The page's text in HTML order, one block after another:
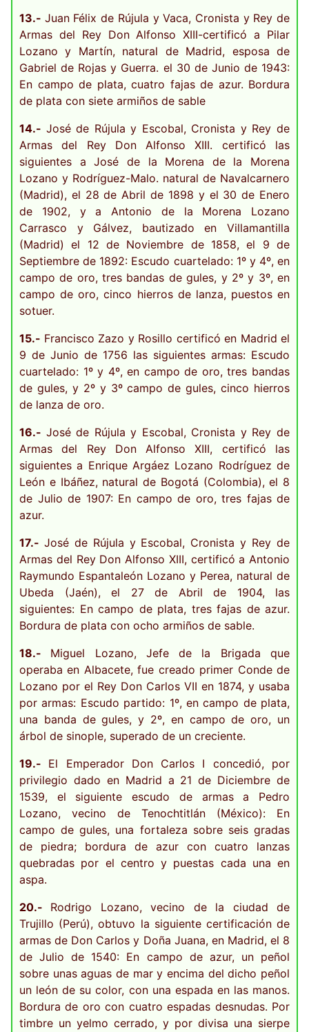
13.- Juan Félix de Rújula y Vaca, Cronista y Rey de
Armas del Rey Don Alfonso XIII-certificó a Pilar
Lozano y Martín, natural de Madrid, esposa de
Gabriel de Rojas y Guerra. el 30 de Junio de 1943:
En campo de plata, cuatro fajas de azur. Bordura
de plata con siete armiños de sable
14.- José de Rújula y Escobal, Cronista y Rey de
Armas del Rey Don Alfonso XIII. certificó las
siguientes a José de la Morena de la Morena
Lozano y Rodríguez-Malo. natural de Navalcarnero
(Madrid), el 28 de Abril de 1898 y el 30 de Enero
de 1902, y a Antonio de la Morena Lozano
Carrasco y Gálvez, bautizado en Villamantilla
(Madrid) el 12 de Noviembre de 1858, el 9 de
Septiembre de 1892: Escudo cuartelado: 1º y 4º, en
campo de oro, tres bandas de gules, y 2º y 3º, en
campo de oro, cinco hierros de lanza, puestos en
sotuer.
15.- Francisco Zazo y Rosillo certificó en Madrid el
9 de Junio de 1756 las siguientes armas: Escudo
cuartelado: 1º y 4º, en campo de oro, tres bandas
de gules, y 2º y 3º campo de gules, cinco hierros
de lanza de oro.
16.- José de Rújula y Escobal, Cronista y Rey de
Armas del Rey Don Alfonso XIII, certificó las
siguientes a Enrique Argáez Lozano Rodríguez de
León e Ibáñez, natural de Bogotá (Colombia), el 8
de Julio de 1907: En campo de oro, tres fajas de
azur.
17.- José de Rújula y Escobal, Cronista y Rey de
Armas del Rey Don Alfonso XIII, certificó a Antonio
Raymundo Espantaleón Lozano y Perea, natural de
Ubeda (Jaén), el 27 de Abril de 1904, las
siguientes: En campo de plata, tres fajas de azur.
Bordura de plata con ocho armiños de sable.
18.- Miguel Lozano, Jefe de la Brigada que
operaba en Albacete, fue creado primer Conde de
Lozano por el Rey Don Carlos VII en 1874, y usaba
por armas: Escudo partido: 1º, en campo de plata,
una banda de gules, y 2º, en campo de oro, un
árbol de sinople, superado de un creciente.
19.- El Emperador Don Carlos I concedió, por
privilegio dado en Madrid a 21 de Diciembre de
1539, el siguiente escudo de armas a Pedro
Lozano, vecino de Tenochtitlán (México): En
campo de gules, una fortaleza sobre seis gradas
de piedra; bordura de azur con cuatro lanzas
quebradas por el centro y puestas cada una en
aspa.
20.- Rodrigo Lozano, vecino de la ciudad de
Trujillo (Perú), obtuvo la siguiente certificación de
armas de Don Carlos y Doña Juana, en Madrid, el 8
de Julio de 1540: En campo de azur, un peñol
sobre unas aguas de mar y encima del dicho peñol
un león de su color, con una espada en las manos.
Bordura de oro con cuatro espadas desnudas. Por
timbre un yelmo cerrado, y por divisa una sierpe